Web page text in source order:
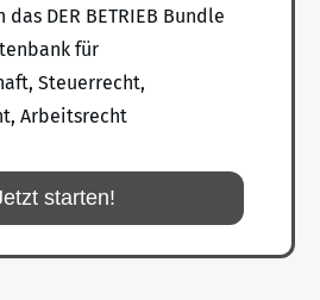
DER BETRIEB Bundle
für
Steuerrecht,
Arbeitsrecht
starten!